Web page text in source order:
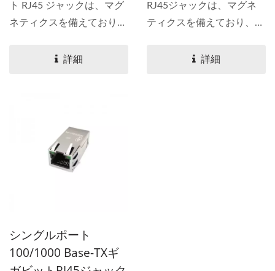
ト RJ45 ジャックは、マグ
ネティクスを備えており、
詳細
RJ45ジャックは、マグネ
ティクスを備えており、
ションで使用できます。...
詳細
シングルポート
100/1000 Base-TXギ